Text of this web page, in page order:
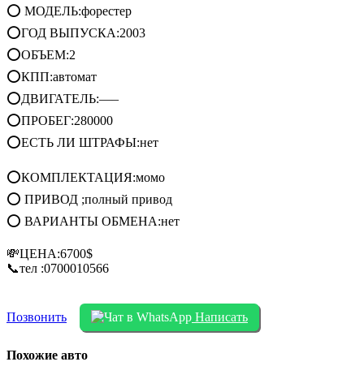
⭕ МОДЕЛЬ:форестер
⭕ГОД ВЫПУСКА:2003
⭕ОБЪЕМ:2
⭕КПП:автомат
⭕ДВИГАТЕЛЬ:—–
⭕ПРОБЕГ:280000
⭕ЕСТЬ ЛИ ШТРАФЫ:нет
⭕КОМПЛЕКТАЦИЯ:момо
⭕ ПРИВОД ;полный привод
⭕ ВАРИАНТЫ ОБМЕНА:нет
💸ЦЕНА:6700$
📞тел :0700010566
Позвонить Написать
Похожие авто